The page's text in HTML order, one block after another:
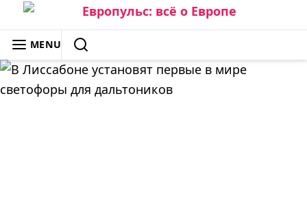
Skip
to
content
ЕВРОПУЛЬС: ВСЁ О ЕВРОПЕ
MENU
SEARCH